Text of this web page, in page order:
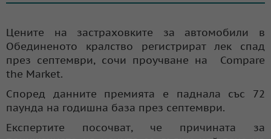
Цените на застраховките за автомобили в
Обединеното кралство регистрират лек спад
през септември, сочи проучване на Compare
the Market.
Според данните премията е паднала със 72
паунда на годишна база през септември.
Експертите посочват, че причината за